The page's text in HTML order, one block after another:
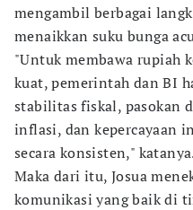
mengambil berbagai
menaikkan suku bunga
"Untuk membawa rupiah
kuat, pemerintah dan BI
stabilitas fiskal, pasokan
inflasi, dan kepercayaan
secara konsisten,"
Maka dari itu, Josua
komunikasi yang baik di